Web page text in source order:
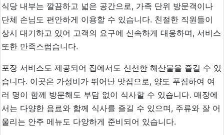
식당 내부는 깔끔하고 넓은 공간으로, 가족 단위 방문객이나
단체 손님도 편안하게 이용할 수 있습니다. 친절한 직원들이
상시 대기하고 있어 고객의 요구에 신속하게 대응하며, 서비스
또한 만족스럽습니다.
포장 서비스도 제공되어 집에서도 신선한 해산물을 즐길 수 있
습니다. 이곳은 가성비가 뛰어난 맛집으로, 양도 푸짐하여 여
러 명이 함께 방문해도 부담 없이 식사할 수 있습니다. 매장에
서는 다양한 음료와 함께 식사를 즐길 수 있으며, 주류와 잘 어
울리는 안주 메뉴도 다양하게 준비되어 있습니다.